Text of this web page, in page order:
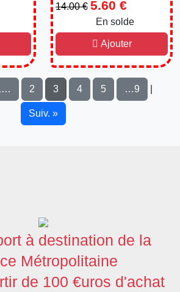
14.00 € 5.60 €
En solde
Ajouter
2 3 4 5 …9
Suiv. »
à destination de la
Métropolitaine
de 100 €uros d'achat